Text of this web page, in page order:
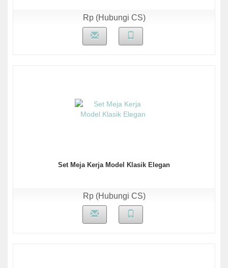
Rp (Hubungi CS)
Set Meja Kerja Model Klasik Elegan
Rp (Hubungi CS)